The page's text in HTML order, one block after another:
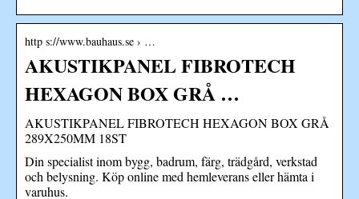
http s://www.bauhaus.se › …
AKUSTIKPANEL FIBROTECH
HEXAGON BOX GRÅ …
AKUSTIKPANEL FIBROTECH HEXAGON BOX GRÅ
289X250MM 18ST
Din specialist inom bygg, badrum, färg, trädgård, verkstad
och belysning. Köp online med hemleverans eller hämta i
varuhus.